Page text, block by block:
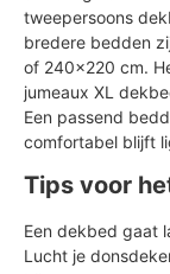
tweepersoons
bredere bedden
of 240x220 cm.
jumeaux XL
Een passend
comfortabel blijft
Tips voor
Een dekbed gaat
Lucht je